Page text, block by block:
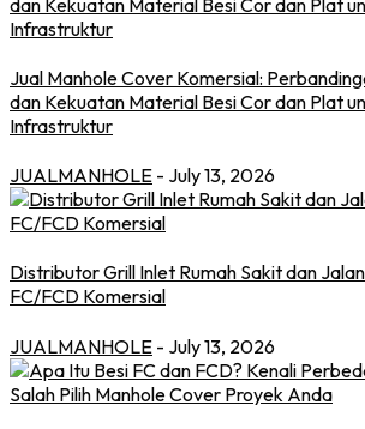
Jual Manhole Cover Komersial:
dan Kekuatan Material Besi Cor dan Plat
Infrastruktur
JUALMANHOLE - July 13, 2026
Distributor Grill Inlet Rumah Sakit dan
FC/FCD Komersial
JUALMANHOLE - July 13, 2026